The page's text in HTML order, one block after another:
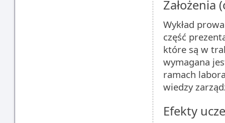
Założenia
Wykład
część
które są w
wymagana
ramach
wiedzy
Efekty